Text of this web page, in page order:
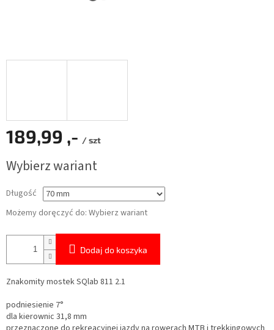
189,99 ,- / szt
jednostkowa:
Wybierz wariant
Długość
Możemy doręczyć do: Wybierz wariant
Dodaj do koszyka
Znakomity mostek SQlab 811 2.1
podniesienie 7°
dla kierownic 31,8 mm